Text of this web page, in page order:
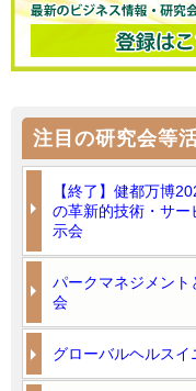
注目の研究会等
【終了】健都万博
の革新的技術・サー
示会
パークマネジメント
会
グローバルヘルスイ